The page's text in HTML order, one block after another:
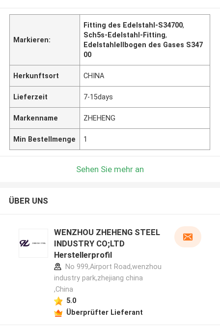
Markieren:
Fitting des Edelstahl-S34700,
Sch5s-Edelstahl-Fitting,
Edelstahlellbogen des Gases S347
00
Herkunftsort CHINA
Lieferzeit 7-15days
Markenname ZHEHENG
Min Bestellmenge 1
Sehen Sie mehr an
ÜBER UNS
WENZHOU ZHEHENG STEEL
INDUSTRY CO;LTD
Herstellerprofil
No 999,Airport Road,wenzhou
industry park,zhejiang china
,China
5.0
Überprüfter Lieferant